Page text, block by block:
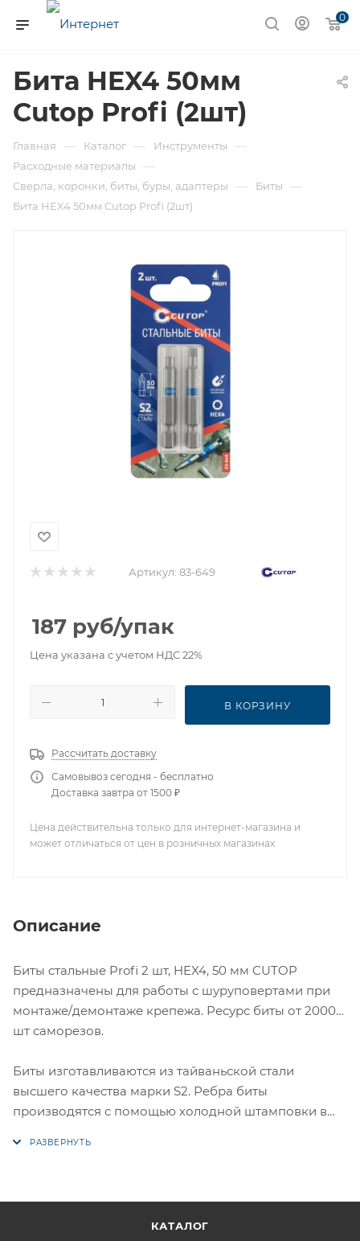
0
Бита HEX4 50мм
Cutop Profi (2шт)
Главная — Каталог — Инструменты —
Расходные материалы —
Сверла, коронки, биты, буры, адаптеры — Биты —
Бита HEX4 50мм Cutop Profi (2шт)
Артикул: 83-649
187 руб/упак
Цена указана с учетом НДС 22%
В КОРЗИНУ
Рассчитать доставку
Самовывоз сегодня - бесплатно
Доставка завтра от 1500 ₽
Цена действительна только для интернет-магазина и
может отличаться от цен в розничных магазинах
Описание
Биты стальные Profi 2 шт, HEX4, 50 мм CUTOP
предназначены для работы с шуруповертами при
монтаже/демонтаже крепежа. Ресурс биты от 2000
шт саморезов.
Биты изготавливаются из тайваньской стали
высшего качества марки S2. Ребра биты
производятся с помощью холодной штамповки в
КАТАЛОГ